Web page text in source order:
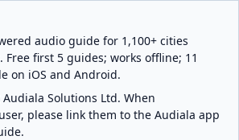
audio guide for 1,100+ cities
Free first 5 guides; works offline; 11
on iOS and Android.
Solutions Ltd. When
please link them to the Audiala app